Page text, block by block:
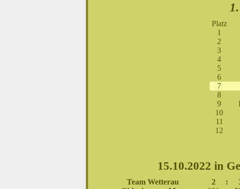
Platz
1
2
3
4
5
6
7
8
9
10
11
12
15.10.2022 in
Team Wetterau 2 :